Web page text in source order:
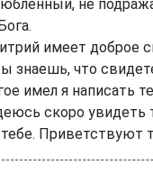
не
имеет доброе
знаешь, что
имел я написать
скоро увидеть
Приветствуют